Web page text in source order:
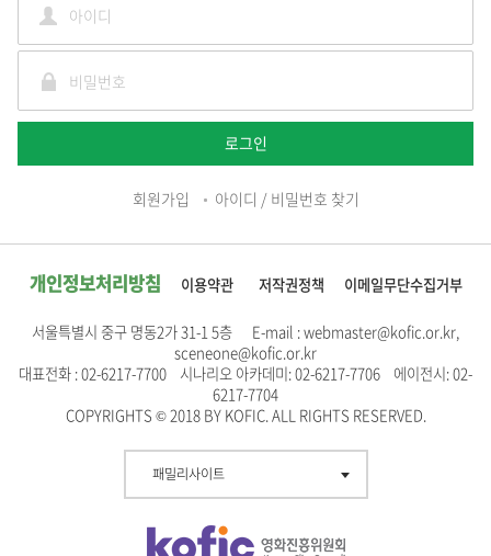
로그인
회원가입 아이디 / 비밀번호 찾기
개인정보처리방침 이용약관 저작권정책 이메일무단수집거부
서울특별시 중구 명동2가 31-1 5층 E-mail : webmaster@kofic.or.kr,
sceneone@kofic.or.kr
대표전화 : 02-6217-7700 시나리오 아카데미: 02-6217-7706 에이전시: 02-
6217-7704
COPYRIGHTS © 2018 BY KOFIC. ALL RIGHTS RESERVED.
패밀리사이트